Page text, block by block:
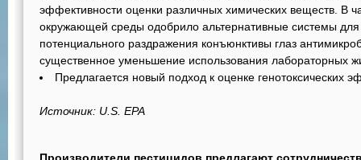
эффективности оценки различных химических веществ. В
окружающей среды одобрило альтернативные системы
потенциального раздражения конъюнктивы глаз
существенное уменьшение использования лабораторных
Предлагается новый подход к оценке генотоксических
Источник: U.S. EPA